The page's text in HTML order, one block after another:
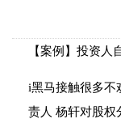
【案例】投资人
i黑马接触很多不
责人 杨轩对股权